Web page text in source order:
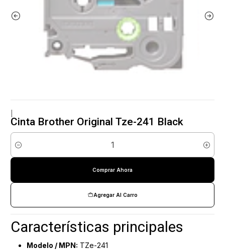
Cinta Brother Original Tze-241 Black
Cantidad
Agregar Al Carro
Comprar Ahora
Características principales
Modelo / MPN: TZe-241